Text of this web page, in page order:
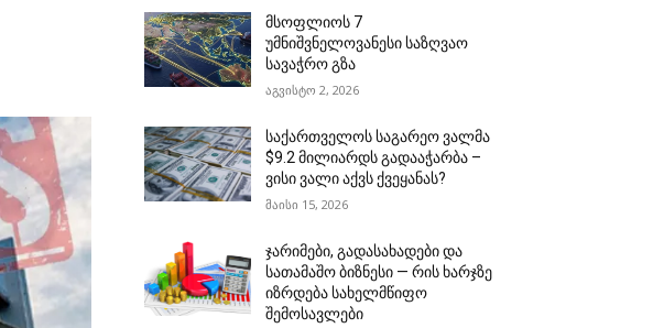
მსოფლიოს 7
უმნიშვნელოვანესი საზღვაო
სავაჭრო გზა
აგვისტო 2, 2026
საქართველოს საგარეო ვალმა
$9.2 მილიარდს გადააჭარბა –
ვისი ვალი აქვს ქვეყანას?
მაისი 15, 2026
ჯარიმები, გადასახადები და
სათამაშო ბიზნესი — რის ხარჯზე
იზრდება სახელმწიფო
შემოსავლები